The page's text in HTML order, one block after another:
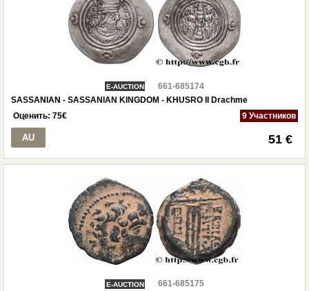
E-AUCTION
661-685174
SASSANIAN - SASSANIAN KINGDOM - KHUSRO II Drachme
Оценить: 75€ 9 Участников
AU 51 €
E-AUCTION
661-685175